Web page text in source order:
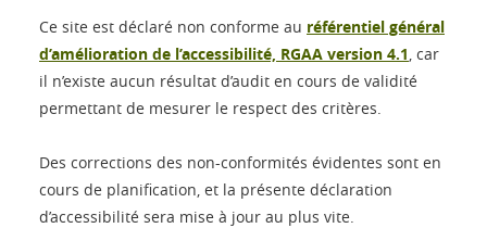
Ce site est déclaré non conforme au référentiel général
d’amélioration de l’accessibilité, RGAA version 4.1, car
il n’existe aucun résultat d’audit en cours de validité
permettant de mesurer le respect des critères.
Des corrections des non-conformités évidentes sont en
cours de planification, et la présente déclaration
d’accessibilité sera mise à jour au plus vite.